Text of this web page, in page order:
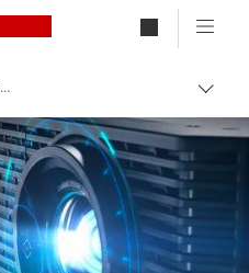
Canon Logo, back to
entre
les
Promotion : 3 ans de garantie sur la lampe